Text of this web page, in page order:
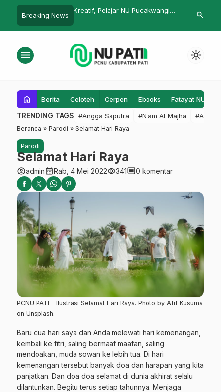
Breaking News
Kreatif, Pelajar NU Pucakwangi
Lazisnu
Kidul
search
menu light_mode
home Berita Celoteh Cerpen Ebooks Fatayat NU
TRENDING TAGS #Angga Saputra #Niam At Majha #Admin
Beranda » Parodi » Selamat Hari Raya
Parodi
Selamat Hari Raya
account_circleadmincalendar_monthRab, 4 Mei 2022visibility341comment0 komentar
PCNU PATI - Ilustrasi Selamat Hari Raya. Photo by Afif Kusuma
on Unsplash.
Baru dua hari saya dan Anda melewati hari kemenangan,
kembali ke fitri, saling bermaaf maafan, saling
mendoakan, muda sowan ke lebih tua. Di hari
kemenangan tersebut banyak doa dan harapan yang kita
panjatkan. Dan doa doa selamat di dunia akhirat selalu
dilantunkan. Begitu terus setiap tahunnya. Menjaga